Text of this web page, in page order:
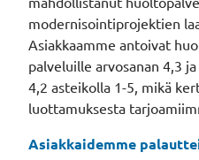
modernisointiprojektien
Asiakkaamme antoivat
palveluille arvosanan 4,3
4,2 asteikolla 1-5, mikä
luottamuksesta
Asiakkaidemme